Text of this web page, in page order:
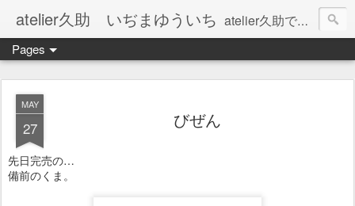
atelier久助 いぢまゆういち atelier久助では土と火から暖かなモノたちを生み出しています。 ご覧になられた方が和んで頂ければ幸いです。
Pages
MAY
27 びぜん
先日完売の…
備前のくま。